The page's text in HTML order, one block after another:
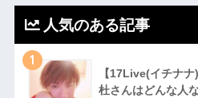
人気のある記事
1
【17Live(イチナ
杜さんはどんな人